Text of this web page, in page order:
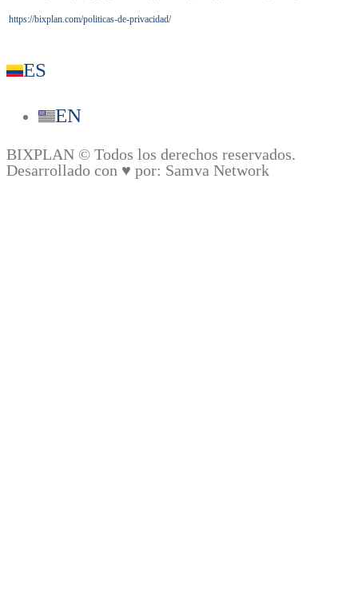
https://bixplan.com/politicas-de-privacidad/
ES
EN
BIXPLAN © Todos los derechos reservados.
Desarrollado con ♥︎ por: Samva Network